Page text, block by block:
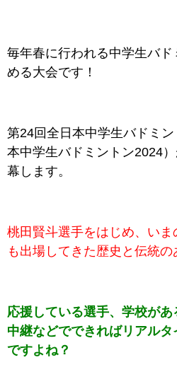
毎年春に行われる中学生バ
める大会です！
第24回全日本中学生バドミ
本中学生バドミントン2024
幕します。
桃田賢斗選手をはじめ、い
も出場してきた歴史と伝統の
応援している選手、学校が
中継などでできればリアル
ですよね？